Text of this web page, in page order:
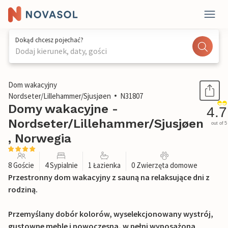
Dokąd chcesz pojechać?
Dodaj kierunek, daty, gości
1 / 15
Dom wakacyjny
Nordseter/Lillehammer/Sjusjøen
N31807
Domy wakacyjne -
Nordseter/Lillehammer/Sjusjøen
, Norwegia
4.7
out of 5
8 Goście 4 Sypialnie 1 Łazienka 0 Zwierzęta domowe
Przestronny dom wakacyjny z sauną na relaksujące dni z
rodziną.
Przemyślany dobór kolorów, wyselekcjonowany wystrój,